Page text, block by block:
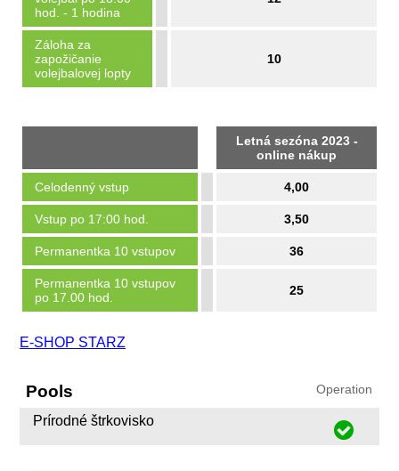
hod. - 1 hodina
Záloha za
zapožičanie
volejbalovej lopty
10
Letná sezóna 2023 -
online nákup
Celodenný vstup 4,00
Vstup po 17:00 hod. 3,50
Permanentka 10 vstupov 36
Permanentka 10 vstupov
po 17.00 hod.
25
E-SHOP STARZ
Pools Operation
Prírodné štrkovisko